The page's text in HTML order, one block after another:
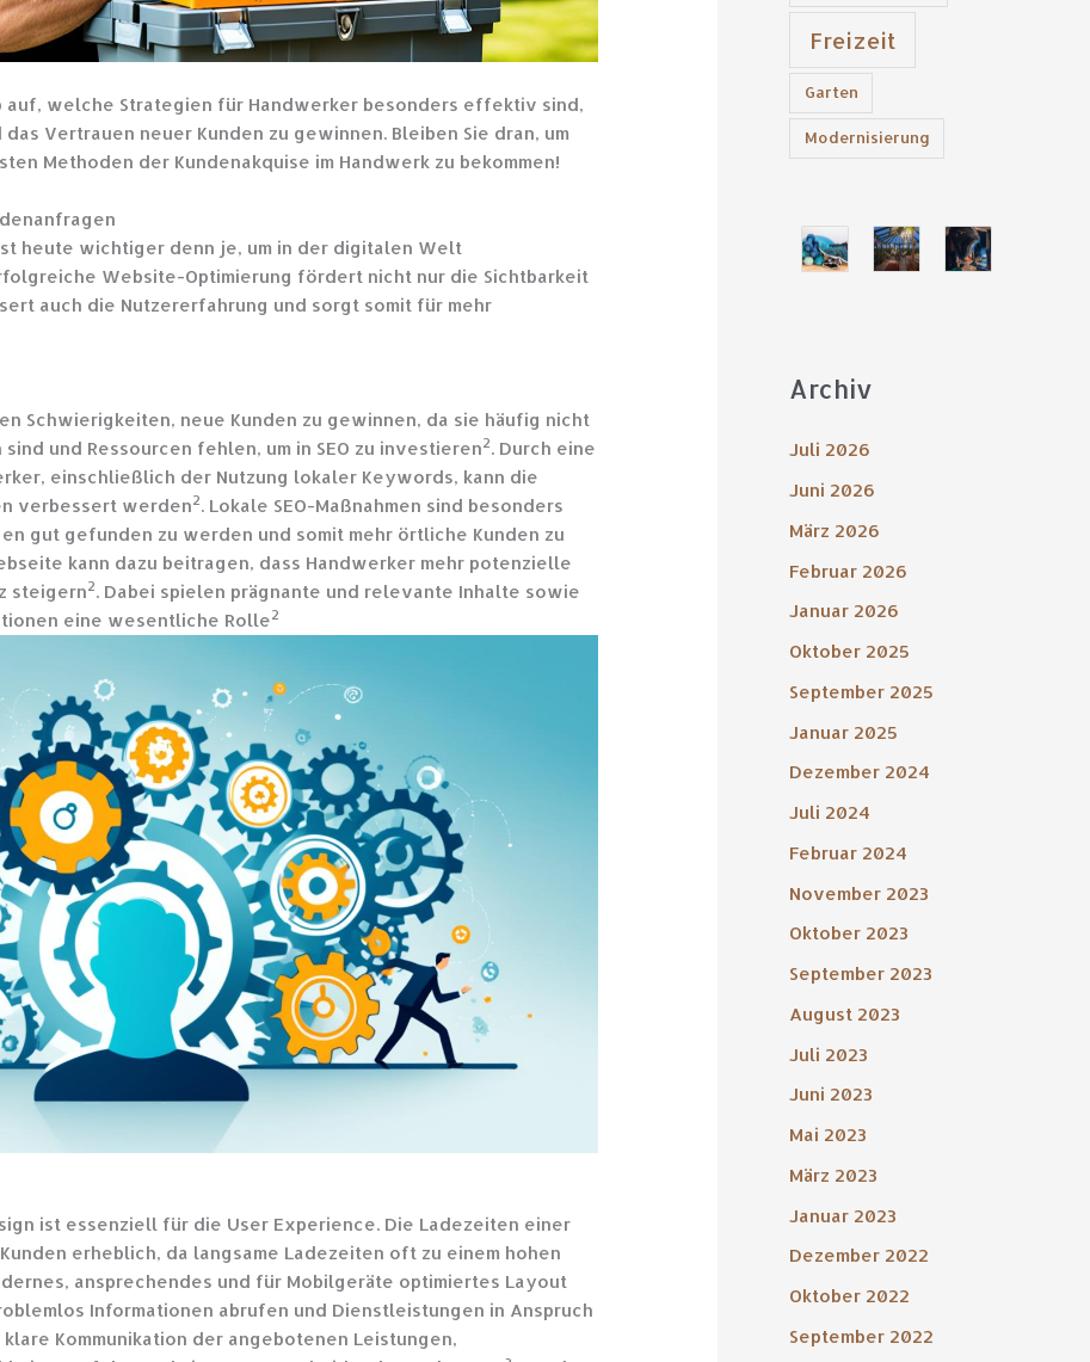
welche Strategien für Handwerker besonders effektiv sind,
Vertrauen neuer Kunden zu gewinnen. Bleiben Sie dran, um
Methoden der Kundenakquise im Handwerk zu bekommen!
heute wichtiger denn je, um in der digitalen Welt
Website-Optimierung fördert nicht nur die Sichtbarkeit
auch die Nutzererfahrung und sorgt somit für mehr
Schwierigkeiten, neue Kunden zu gewinnen, da sie häufig nicht
und Ressourcen fehlen, um in SEO zu investieren2. Durch eine
einschließlich der Nutzung lokaler Keywords, kann die
verbessert werden2. Lokale SEO-Maßnahmen sind besonders
gut gefunden zu werden und somit mehr örtliche Kunden zu
kann dazu beitragen, dass Handwerker mehr potenzielle
steigern2. Dabei spielen prägnante und relevante Inhalte sowie
eine wesentliche Rolle2
ist essenziell für die User Experience. Die Ladezeiten einer
erheblich, da langsame Ladezeiten oft zu einem hohen
ansprechendes und für Mobilgeräte optimiertes Layout
Informationen abrufen und Dienstleistungen in Anspruch
Kommunikation der angebotenen Leistungen,
Freizeit
Garten
Modernisierung
Archiv
Juli 2026
Juni 2026
März 2026
Februar 2026
Januar 2026
Oktober 2025
September 2025
Januar 2025
Dezember 2024
Juli 2024
Februar 2024
November 2023
Oktober 2023
September 2023
August 2023
Juli 2023
Juni 2023
Mai 2023
März 2023
Januar 2023
Dezember 2022
Oktober 2022
September 2022